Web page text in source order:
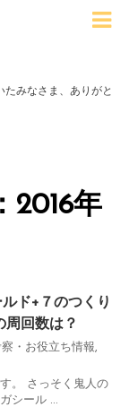
みなさま、ありがと
2016年
ド+７のつくり
周回数は？
・お役立ち情報,
。 さっそく鬼人の
シール ...